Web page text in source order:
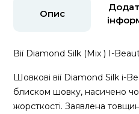
Опис
Вії Diamond Silk (Mix ) I-
Шовкові вії Diamond Silk i-
блиском шовку, насичено
жорсткості. Заявлена